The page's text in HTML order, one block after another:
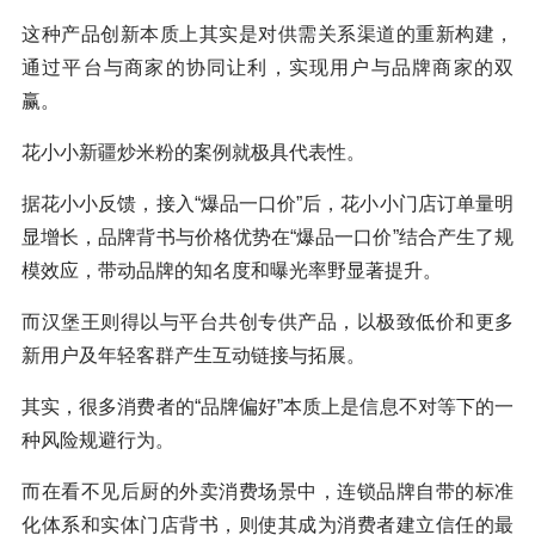
这种产品创新本质上其实是对供需关系渠道的重新构建，
通过平台与商家的协同让利，实现用户与品牌商家的双
赢。
花小小新疆炒米粉的案例就极具代表性。
据花小小反馈，接入“爆品一口价”后，花小小门店订单量明
显增长，品牌背书与价格优势在“爆品一口价”结合产生了规
模效应，带动品牌的知名度和曝光率野显著提升。
而汉堡王则得以与平台共创专供产品，以极致低价和更多
新用户及年轻客群产生互动链接与拓展。
其实，很多消费者的“品牌偏好”本质上是信息不对等下的一
种风险规避行为。
而在看不见后厨的外卖消费场景中，连锁品牌自带的标准
化体系和实体门店背书，则使其成为消费者建立信任的最